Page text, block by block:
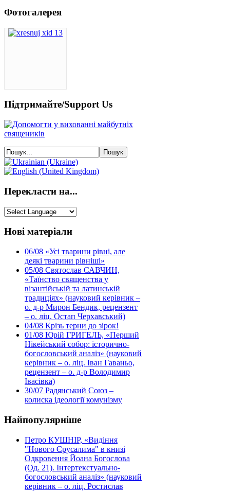
Фотогалерея
Підтримайте/Support Us
Перекласти на...
Нові матеріали
06/08 «Усі тварини рівні, але
деякі тварини рівніші»
05/08 Святослав САВЧИН,
«Таїнство священства у
візантійській та латинській
традиціях» (науковий керівник –
о. д-р Мирон Бендик, рецензент
– о. ліц. Остап Черхавський)
04/08 Крізь терни до зірок!
01/08 Юрій ГРИГЕЛЬ, «Перший
Нікейський собор: історично-
богословський аналіз» (науковий
керівник – о. ліц. Іван Гаваньо,
рецензент – о. д-р Володимир
Івасівка)
30/07 Радянський Союз –
колиска ідеології комунізму
Найпопулярніше
Петро КУШНІР, «Видіння
"Нового Єрусалима" в книзі
Одкровення Йоана Богослова
(Од. 21). Інтертекстуально-
богословський аналіз» (науковий
керівник – о. ліц. Ростислав